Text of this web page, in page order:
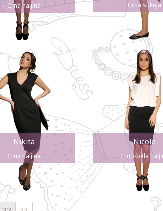
Crna haljina Crna suknja
Nikita
Crna haljina
Nicole
Crno-bela